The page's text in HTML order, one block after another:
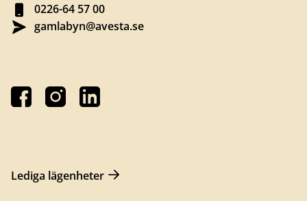
0226-64 57 00
gamlabyn@avesta.se
Lediga lägenheter